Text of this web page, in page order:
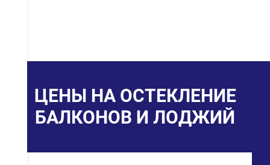
ЦЕНЫ НА ОСТЕКЛЕНИЕ
БАЛКОНОВ И ЛОДЖИЙ